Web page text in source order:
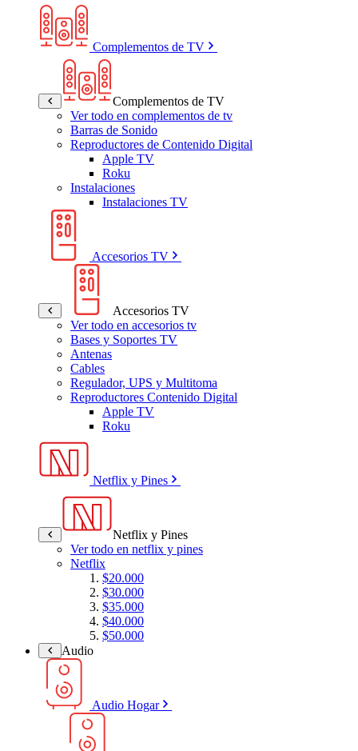
Complementos de TV
Complementos de TV
Ver todo en complementos de tv
Barras de Sonido
Reproductores de Contenido Digital
Apple TV
Roku
Instalaciones
Instalaciones TV
Accesorios TV
Accesorios TV
Ver todo en accesorios tv
Bases y Soportes TV
Antenas
Cables
Regulador, UPS y Multitoma
Reproductores Contenido Digital
Apple TV
Roku
Netflix y Pines
Netflix y Pines
Ver todo en netflix y pines
Netflix
$20.000
$30.000
$35.000
$40.000
$50.000
Audio
Audio Hogar